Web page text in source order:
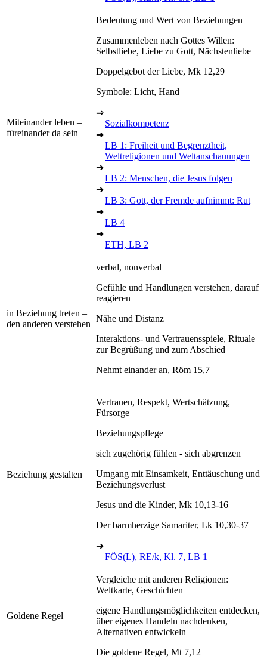
Miteinander leben –
füreinander da sein
Bedeutung und Wert von Beziehungen
Zusammenleben nach Gottes Willen:
Selbstliebe, Liebe zu Gott, Nächstenliebe
Doppelgebot der Liebe, Mk 12,29
Symbole: Licht, Hand
⇒
Sozialkompetenz
➔
LB 1: Freiheit und Begrenztheit,
Weltreligionen und Weltanschauungen
➔
LB 2: Menschen, die Jesus folgen
➔
LB 3: Gott, der Fremde aufnimmt: Rut
➔
LB 4
➔
ETH, LB 2
in Beziehung treten –
den anderen verstehen
verbal, nonverbal
Gefühle und Handlungen verstehen, darauf
reagieren
Nähe und Distanz
Interaktions- und Vertrauensspiele, Rituale
zur Begrüßung und zum Abschied
Nehmt einander an, Röm 15,7
Beziehung gestalten
Vertrauen, Respekt, Wertschätzung,
Fürsorge
Beziehungspflege
sich zugehörig fühlen - sich abgrenzen
Umgang mit Einsamkeit, Enttäuschung und
Beziehungsverlust
Jesus und die Kinder, Mk 10,13-16
Der barmherzige Samariter, Lk 10,30-37
➔
FÖS(L), RE/k, Kl. 7, LB 1
Goldene Regel
Vergleiche mit anderen Religionen:
Weltkarte, Geschichten
eigene Handlungsmöglichkeiten entdecken,
über eigenes Handeln nachdenken,
Alternativen entwickeln
Die goldene Regel, Mt 7,12